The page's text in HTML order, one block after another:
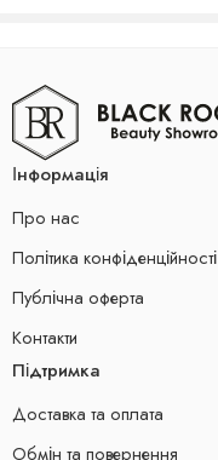
Інформація
Про нас
Політика конфіденційності
Публічна оферта
Контакти
Підтримка
Доставка та оплата
Обмін та повернення